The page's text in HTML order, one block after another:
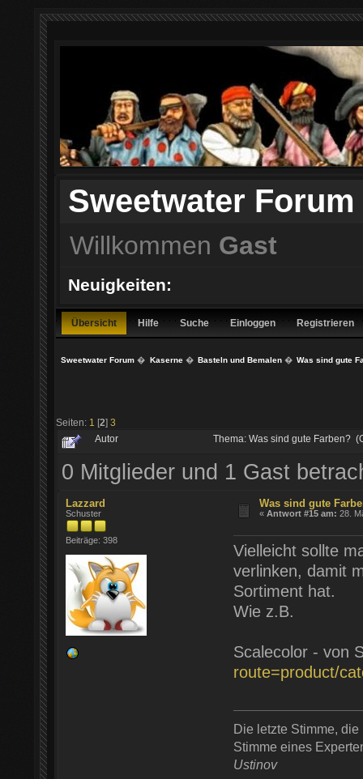
Sweetwater Forum
Willkommen Gast
Neuigkeiten:
Übersicht Hilfe Suche Einloggen Registrieren
Sweetwater Forum � Kaserne� Basteln und Bemalen� Was sind gute
Seiten: 1 [2] 3
Autor Thema: Was sind gute Farben?
0 Mitglieder und 1 Gast
Lazzard
Schuster
Beiträge: 398
Was sind gute
«Antwort #15 am: 28.
Vielleicht sollte
verlinken, damit
Sortiment hat.
Wie z.B.
Scalecolor - von
route=product/
Die letzte Stimme,
Stimme eines
Ustinov